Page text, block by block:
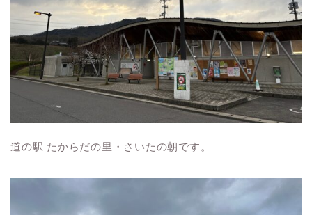
道の駅 たからだの里・さいたの朝です。